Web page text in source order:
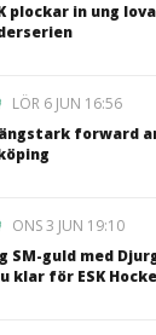
plockar in ung
LÖR 6 JUN 16:56
forward
ONS 3 JUN 19:10
SM-guld med
klar för ESK